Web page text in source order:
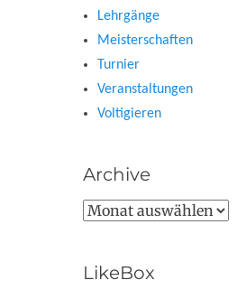
Lehrgänge
Meisterschaften
Turnier
Veranstaltungen
Voltigieren
Archive
Archive
LikeBox